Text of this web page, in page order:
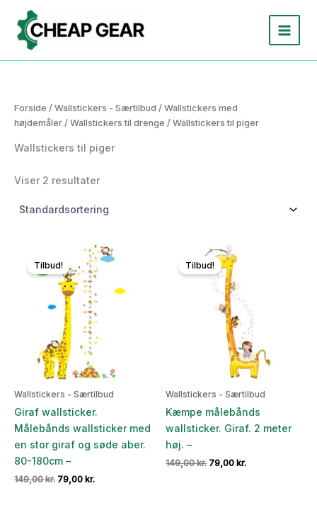
indholdet
Forside / Wallstickers - Særtilbud / Wallstickers med
højdemåler / Wallstickers til drenge / Wallstickers til piger
Wallstickers til piger
Viser 2 resultater
Tilbud!
Wallstickers - Særtilbud
Giraf wallsticker.
Målebånds wallsticker med
en stor giraf og søde aber.
80-180cm –
149,00kr. Den
79,00 kr.Den
Tilbud!
Wallstickers - Særtilbud
Kæmpe målebånds
wallsticker. Giraf. 2 meter
høj. –
149,00kr. Den
79,00 kr.Den